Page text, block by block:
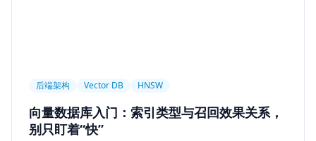
后端架构 Vector DB HNSW
向量数据库入门：索引类型与召回效果关系，
别只盯着“快”